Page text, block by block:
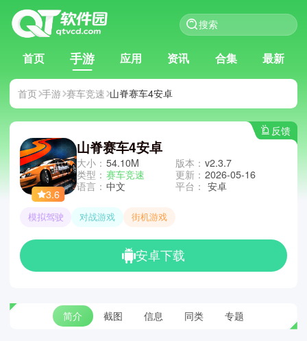
首页 手游 应用 资讯 合集 最新
首页 手游 赛车竞速 山脊赛车4安卓
反馈
3.6
山脊赛车4安卓
大小： 54.10M
类型： 赛车竞速
语言： 中文
版本： v2.3.7
更新： 2026-05-16
平台： 安卓
模拟驾驶 对战游戏 街机游戏
安卓下载
简介 截图 信息 同类 专题